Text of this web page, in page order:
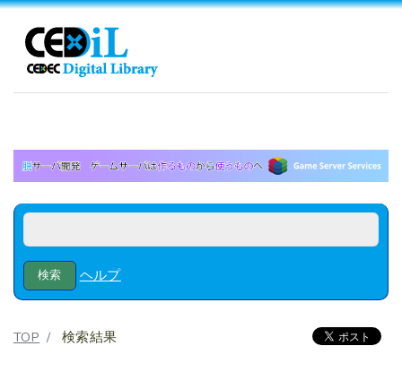
ヘルプ
TOP 検索結果